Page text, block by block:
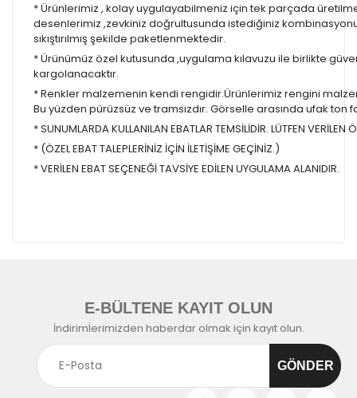
* Ürünlerimiz , kolay uygulayabilmeniz için tek parçada
desenlerimiz ,zevkiniz doğrultusunda istediğiniz
sıkıştırılmış şekilde paketlenmektedir.
* Ürünümüz özel kutusunda ,uygulama kılavuzu ile birlikte
kargolanacaktır.
* Renkler malzemenin kendi rengidir.Ürünlerimiz rengini
Bu yüzden pürüzsüz ve tramsızdır. Görselle arasında ufak ton
* SUNUMLARDA KULLANILAN EBATLAR TEMSİLİDİR. LÜTFEN VERİLEN
* (ÖZEL EBAT TALEPLERİNİZ İÇİN İLETİŞİME GEÇİNİZ.)
* VERİLEN EBAT SEÇENEĞİ TAVSİYE EDİLEN UYGULAMA ALANIDIR.
E-BÜLTENE KAYIT OLUN
İndirimlerimizden haberdar olmak için kayıt olun.